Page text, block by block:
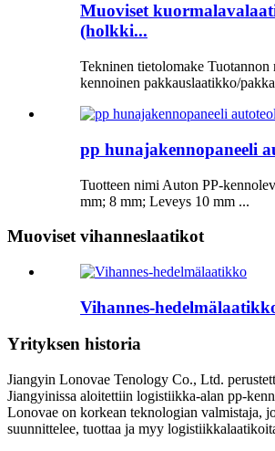
Muoviset
(holkki...
Tekninen tietolomake Tuotannon
kennoinen pakkauslaatikko/
pp hunajakennopaneeli
Tuotteen nimi Auton PP-
mm; 8 mm; Leveys 10 mm ...
Muoviset vihanneslaatikot
Vihannes-
Yrityksen historia
Jiangyin Lonovae Tenology Co., Ltd.
Jiangyinissa aloitettiin logistiikka-alan pp-
Lonovae on korkean teknologian valmistaja,
suunnittelee, tuottaa ja myy